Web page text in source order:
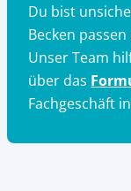
Du bist
Becken
Unser Team
über das
Fachgeschäft